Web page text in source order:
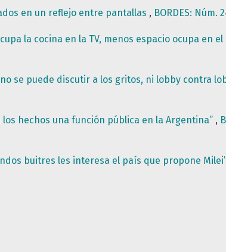
en un reflejo entre pantallas , BORDES: Núm.
la cocina en la TV, menos espacio ocupa en
se puede discutir a los gritos, ni lobby contra
los hechos una función pública en la Argentina” ,
buitres les interesa el país que propone